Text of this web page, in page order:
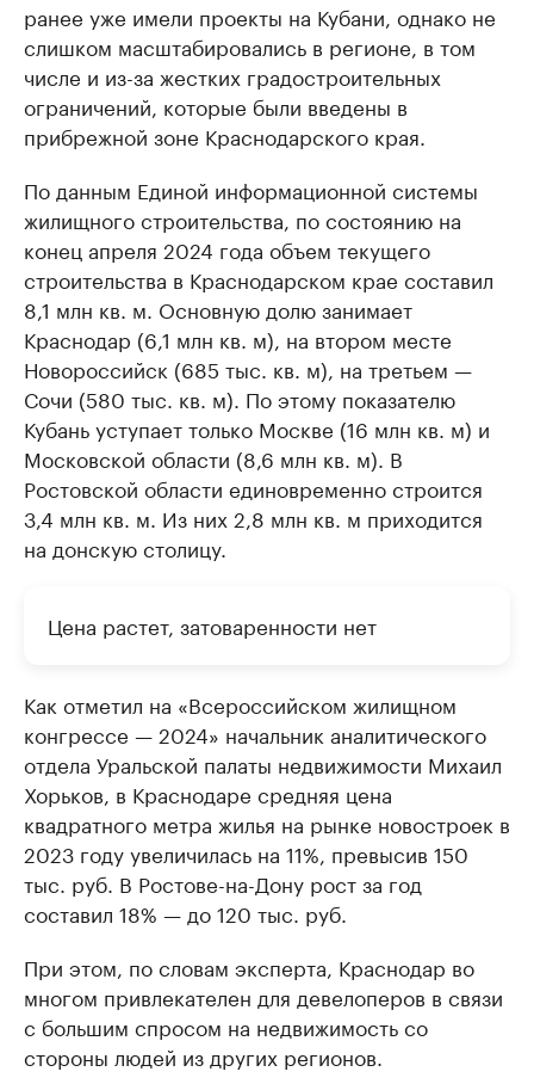
ранее уже имели проекты на Кубани, однако не
слишком масштабировались в регионе, в том
числе и из-за жестких градостроительных
ограничений, которые были введены в
прибрежной зоне Краснодарского края.
По данным Единой информационной системы
жилищного строительства, по состоянию на
конец апреля 2024 года объем текущего
строительства в Краснодарском крае составил
8,1 млн кв. м. Основную долю занимает
Краснодар (6,1 млн кв. м), на втором месте
Новороссийск (685 тыс. кв. м), на третьем —
Сочи (580 тыс. кв. м). По этому показателю
Кубань уступает только Москве (16 млн кв. м) и
Московской области (8,6 млн кв. м). В
Ростовской области единовременно строится
3,4 млн кв. м. Из них 2,8 млн кв. м приходится
на донскую столицу.
Цена растет, затоваренности нет
Как отметил на «Всероссийском жилищном
конгрессе — 2024» начальник аналитического
отдела Уральской палаты недвижимости Михаил
Хорьков, в Краснодаре средняя цена
квадратного метра жилья на рынке новостроек в
2023 году увеличилась на 11%, превысив 150
тыс. руб. В Ростове-на-Дону рост за год
составил 18% — до 120 тыс. руб.
При этом, по словам эксперта, Краснодар во
многом привлекателен для девелоперов в связи
с большим спросом на недвижимость со
стороны людей из других регионов.